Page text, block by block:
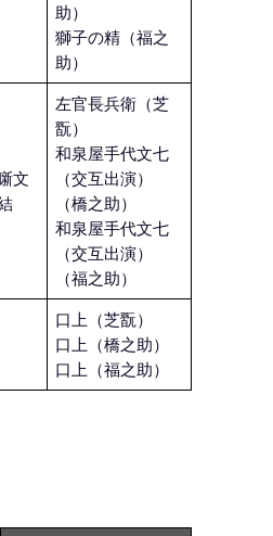
助）
獅子の精（福之
助）
文
左官長兵衛（芝
翫）
和泉屋手代文七
（交互出演）
（橋之助）
和泉屋手代文七
（交互出演）
（福之助）
口上（芝翫）
口上（橋之助）
口上（福之助）